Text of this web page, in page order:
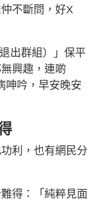
不斷問，好X
出群組）」保平
興趣，連啲
呻吟，早安晚安
利，也有網民分
得：「純粹見面